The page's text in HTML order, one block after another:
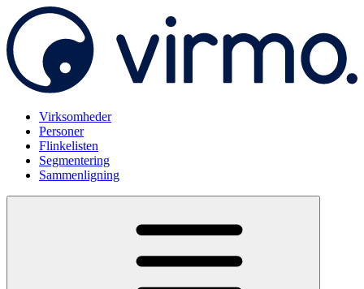
Virksomheder
Personer
Flinkelisten
Segmentering
Sammenligning